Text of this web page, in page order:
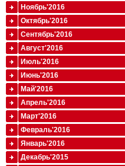
Ноябрь'2016
Октябрь'2016
Сентябрь'2016
Август'2016
Июль'2016
Июнь'2016
Май'2016
Апрель'2016
Март'2016
Февраль'2016
Январь'2016
Декабрь'2015